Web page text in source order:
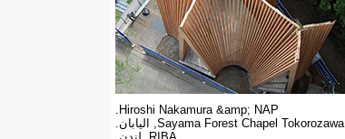
Hiroshi Nakamura &amp; NAP.
Sayama Forest Chapel Tokorozawa, اليابان.